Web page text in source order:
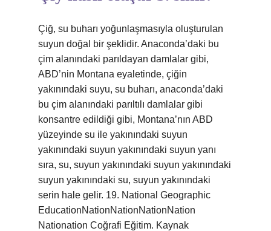
Çiğ, su buharı yoğunlaşmasıyla oluşturulan
suyun doğal bir şeklidir. Anaconda’daki bu
çim alanındaki parıldayan damlalar gibi,
ABD’nin Montana eyaletinde, çiğin
yakınındaki suyu, su buharı, anaconda’daki
bu çim alanındaki parıltılı damlalar gibi
konsantre edildiği gibi, Montana’nın ABD
yüzeyinde su ile yakınındaki suyun
yakınındaki suyun yakınındaki suyun yanı
sıra, su, suyun yakınındaki suyun yakınındaki
suyun yakınındaki su, suyun yakınındaki
serin hale gelir. 19. National Geographic
EducationNationNationNationNation
Nationation Coğrafi Eğitim. Kaynak